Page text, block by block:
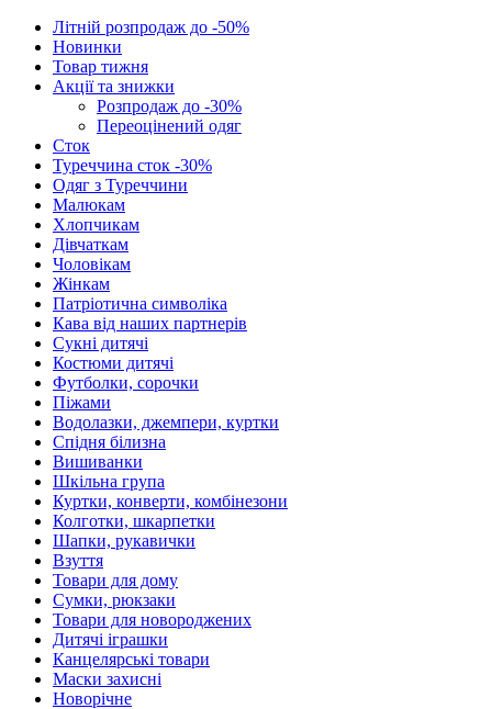
Літній розпродаж до -50%
Новинки
Товар тижня
Акції та знижки
Розпродаж до -30%
Переоцінений одяг
Сток
Туреччина сток -30%
Одяг з Туреччини
Малюкам
Хлопчикам
Дівчаткам
Чоловікам
Жінкам
Патріотична символіка
Кава від наших партнерів
Сукні дитячі
Костюми дитячі
Футболки, сорочки
Піжами
Водолазки, джемпери, куртки
Спідня білизна
Вишиванки
Шкільна група
Куртки, конверти, комбінезони
Колготки, шкарпетки
Шапки, рукавички
Взуття
Товари для дому
Сумки, рюкзаки
Товари для новороджених
Дитячі іграшки
Канцелярські товари
Маски захисні
Новорічне